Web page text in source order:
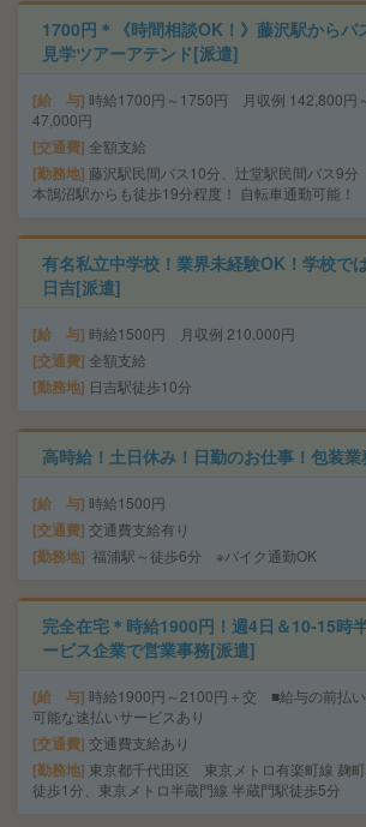
1700円＊《時間相談OK！》藤沢駅からバ
見学ツアーアテンド[派遣]
給 与 時給1700円～1750円 月収例 142,800円
47,000円
交通費 全額支給
勤務地 藤沢駅民間バス10分、辻堂駅民間バス9
本鵠沼駅からも徒歩19分程度！ 自転車通勤可能！
有名私立中学校！業界未経験OK！学校で
日吉[派遣]
給 与 時給1500円 月収例 210,000円
交通費 全額支給
勤務地 日吉駅徒歩10分
高時給！土日休み！日勤のお仕事！包装
給 与 時給1500円
交通費 交通費支給有り
勤務地 福浦駅～徒歩6分 ※バイク通勤OK
完全在宅＊時給1900円！週4日＆10-15時
ービス企業で営業事務[派遣]
給 与 時給1900円～2100円＋交 ■給与の前払
可能な速払いサービスあり
交通費 交通費支給あり
勤務地 東京都千代田区 東京メトロ有楽町線 麹
徒歩1分、東京メトロ半蔵門線 半蔵門駅徒歩5分